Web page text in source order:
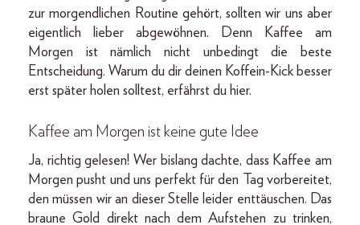
zur morgendlichen Routine gehört, sollten wir uns aber
eigentlich lieber abgewöhnen. Denn Kaffee am
Morgen ist nämlich nicht unbedingt die beste
Entscheidung. Warum du dir deinen Koffein-Kick besser
erst später holen solltest, erfährst du hier.
Kaffee am Morgen ist keine gute Idee
Ja, richtig gelesen! Wer bislang dachte, dass Kaffee am
Morgen pusht und uns perfekt für den Tag vorbereitet,
den müssen wir an dieser Stelle leider enttäuschen. Das
braune Gold direkt nach dem Aufstehen zu trinken,